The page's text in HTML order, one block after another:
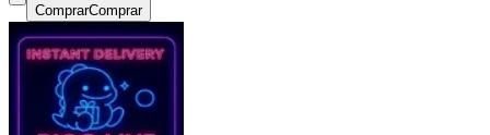
ComprarComprar